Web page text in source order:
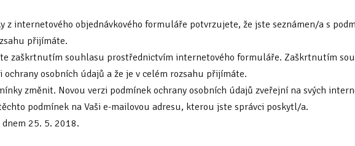
z internetového objednávkového formuláře potvrzujete, že jste seznámen/a s
přijímáte.
zaškrtnutím souhlasu prostřednictvím internetového formuláře. Zaškrtnutím
osobních údajů a že je v celém rozsahu přijímáte.
změnit. Novou verzi podmínek ochrany osobních údajů zveřejní na svých
podmínek na Vaši e-mailovou adresu, kterou jste správci poskytl/a.
25. 5. 2018.